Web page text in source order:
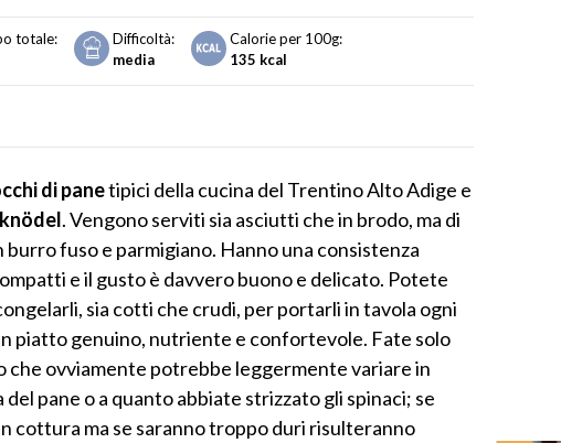
totale:
Difficoltà:
media
Calorie per 100g:
135 kcal
di panetipici della cucina del Trentino Alto Adige e
knödel. Vengono serviti sia asciutti che in brodo, ma di
fuso e parmigiano. Hanno una consistenza
e il gusto è davvero buono e delicato. Potete
sia cotti che crudi, per portarli in tavola ogni
piatto genuino, nutriente e confortevole. Fate solo
che ovviamente potrebbe leggermente variare in
pane o a quanto abbiate strizzato gli spinaci; se
cottura ma se saranno troppo duri risulteranno